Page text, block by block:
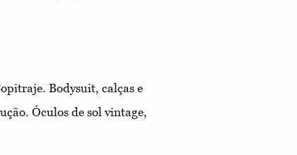
Bodysuit, calças e
Óculos de sol vintage,